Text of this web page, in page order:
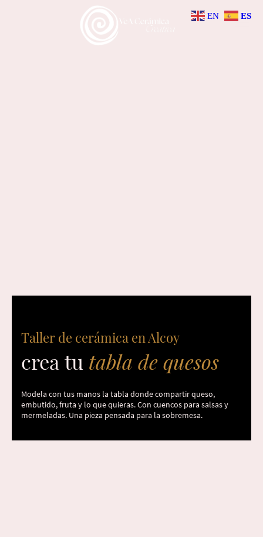
Taller de cerámica en Alcoy
crea tu tabla de quesos
Modela con tus manos la tabla donde compartir queso,
embutido, fruta y lo que quieras. Con cuencos para salsas y
mermeladas. Una pieza pensada para la sobremesa.
EN ES